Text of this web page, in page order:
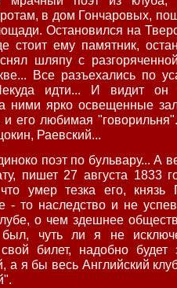
в дом Гончаровых,
Остановился на
стоит ему памятник,
шляпу с
Все разъехались по
идти... И видит он
ними ярко освещенные
и его любимая
Раевский...
поэт по бульвару... А
пишет 27 августа 1833
умер тезка его, князь
- то наследство и не
о чем здешнее
чуть ли я не
свой билет, надобно будет
а я бы весь Английский